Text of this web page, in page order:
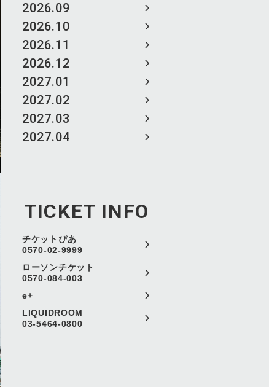
2026.09
2026.10
2026.11
2026.12
2027.01
2027.02
2027.03
2027.04
TICKET INFO
チケットぴあ
0570-02-9999
ローソンチケット
0570-084-003
e+
LIQUIDROOM
03-5464-0800